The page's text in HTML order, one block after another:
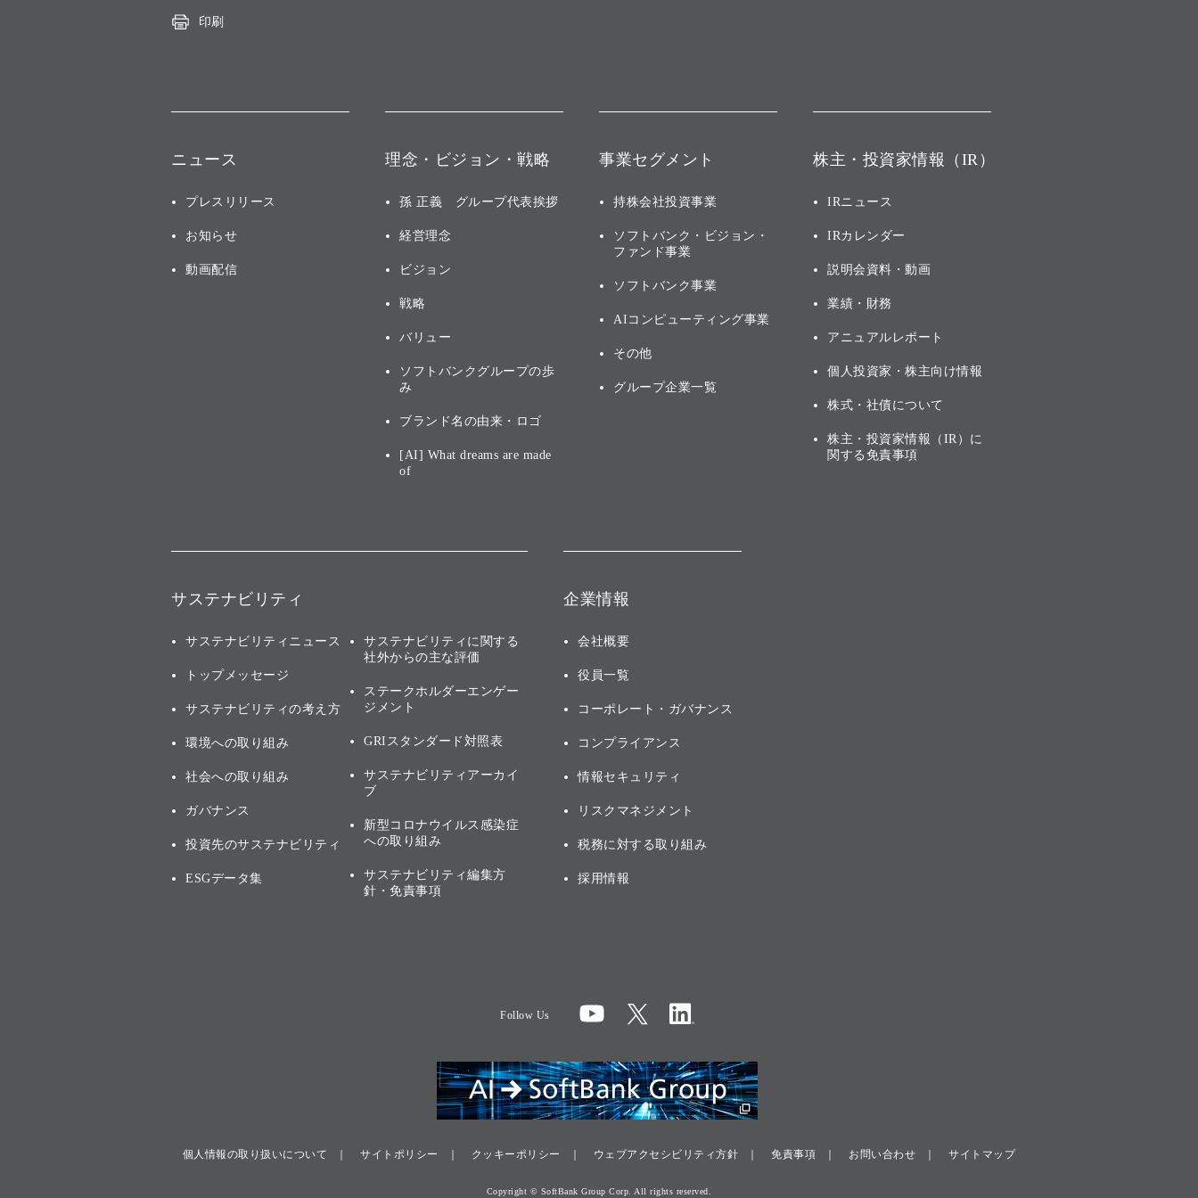
印刷
ニュース
プレスリリース
お知らせ
動画配信
理念・ビジョン・戦略
孫 正義 グループ代表挨拶
経営理念
ビジョン
戦略
バリュー
ソフトバンクグループの歩
み
ブランド名の由来・ロゴ
[AI] What dreams are made
of
事業セグメント
持株会社投資事業
ソフトバンク・ビジョン・
ファンド事業
ソフトバンク事業
AIコンピューティング事業
その他
グループ企業一覧
株主・投資家情報（IR）
IRニュース
IRカレンダー
説明会資料・動画
業績・財務
アニュアルレポート
個人投資家・株主向け情報
株式・社債について
株主・投資家情報（IR）に
関する免責事項
サステナビリティ
サステナビリティニュース
トップメッセージ
サステナビリティの考え方
環境への取り組み
社会への取り組み
ガバナンス
投資先のサステナビリティ
ESGデータ集
サステナビリティに関する
社外からの主な評価
ステークホルダーエンゲー
ジメント
GRIスタンダード対照表
サステナビリティアーカイ
ブ
新型コロナウイルス感染症
への取り組み
サステナビリティ編集方
針・免責事項
企業情報
会社概要
役員一覧
コーポレート・ガバナンス
コンプライアンス
情報セキュリティ
リスクマネジメント
税務に対する取り組み
採用情報
Follow Us
個人情報の取り扱いについて サイトポリシー クッキーポリシー ウェブアクセシビリティ方針 免責事項 お問い合わせ サイトマップ
Copyright © SoftBank Group Corp. All rights reserved.